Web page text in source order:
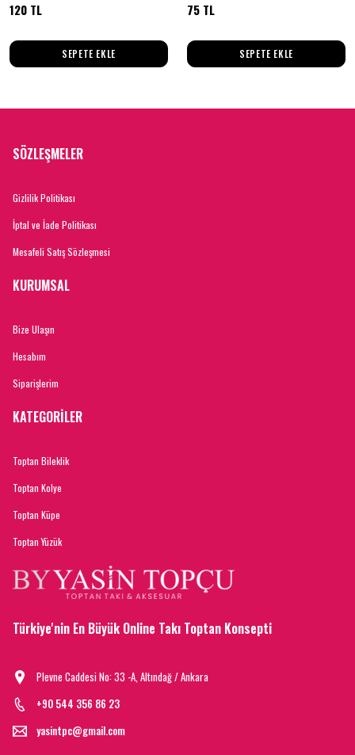
120 TL
SEPETE EKLE
75 TL
SEPETE EKLE
SÖZLEŞMELER
Gizlilik Politikası
İptal ve İade Politikası
Mesafeli Satış Sözleşmesi
KURUMSAL
Bize Ulaşın
Hesabım
Siparişlerim
KATEGORİLER
Toptan Bileklik
Toptan Kolye
Toptan Küpe
Toptan Yüzük
Türkiye'nin En Büyük Online Takı Toptan Konsepti
Plevne Caddesi No: 33 -A, Altındağ / Ankara
+90 544 356 86 23
yasintpc@gmail.com